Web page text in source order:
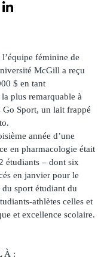
l’équipe féminine de
McGill a reçu
$ en tant
la plus remarquable à
Go Sport, un lait frappé
année d’une
en pharmacologie était
étudiants – dont six
en janvier pour le
du sport étudiant du
athlètes celles et
et excellence scolaire.
À :